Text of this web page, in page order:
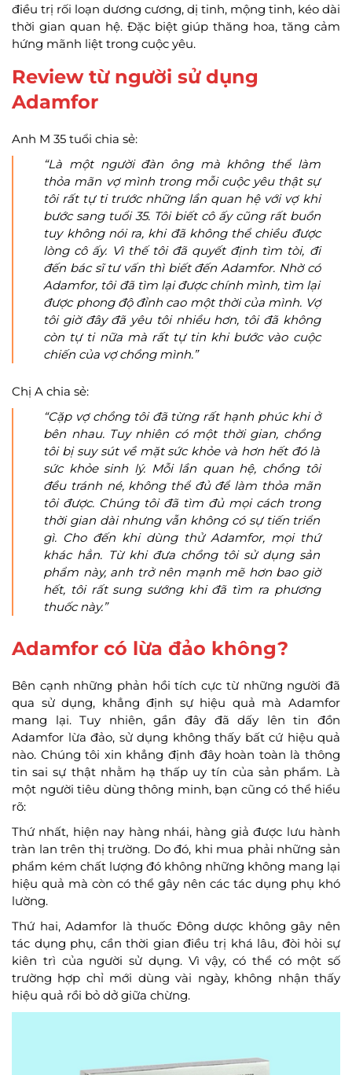
điều trị rối loạn dương cương, dị tinh, mộng tinh, kéo dài
thời gian quan hệ. Đặc biệt giúp thăng hoa, tăng cảm
hứng mãnh liệt trong cuộc yêu.
Review từ người sử dụng
Adamfor
Anh M 35 tuổi chia sẻ:
“Là một người đàn ông mà không thể làm
thỏa mãn vợ mình trong mỗi cuộc yêu thật sự
tôi rất tự ti trước những lần quan hệ với vợ khi
bước sang tuổi 35. Tôi biết cô ấy cũng rất buồn
tuy không nói ra, khi đã không thể chiều được
lòng cô ấy. Vì thế tôi đã quyết định tìm tòi, đi
đến bác sĩ tư vấn thì biết đến Adamfor. Nhờ có
Adamfor, tôi đã tìm lại được chính mình, tìm lại
được phong độ đỉnh cao một thời của mình. Vợ
tôi giờ đây đã yêu tôi nhiều hơn, tôi đã không
còn tự ti nữa mà rất tự tin khi bước vào cuộc
chiến của vợ chồng mình.”
Chị A chia sẻ:
“Cặp vợ chồng tôi đã từng rất hạnh phúc khi ở
bên nhau. Tuy nhiên có một thời gian, chồng
tôi bị suy sút về mặt sức khỏe và hơn hết đó là
sức khỏe sinh lý. Mỗi lần quan hệ, chồng tôi
đều tránh né, không thể đủ để làm thỏa mãn
tôi được. Chúng tôi đã tìm đủ mọi cách trong
thời gian dài nhưng vẫn không có sự tiến triển
gì. Cho đến khi dùng thử Adamfor, mọi thứ
khác hẳn. Từ khi đưa chồng tôi sử dụng sản
phẩm này, anh trở nên mạnh mẽ hơn bao giờ
hết, tôi rất sung sướng khi đã tìm ra phương
thuốc này.”
Adamfor có lừa đảo không?
Bên cạnh những phản hồi tích cực từ những người đã
qua sử dụng, khẳng định sự hiệu quả mà Adamfor
mang lại. Tuy nhiên, gần đây đã dấy lên tin đồn
Adamfor lừa đảo, sử dụng không thấy bất cứ hiệu quả
nào. Chúng tôi xin khẳng định đây hoàn toàn là thông
tin sai sự thật nhằm hạ thấp uy tín của sản phẩm. Là
một người tiêu dùng thông minh, bạn cũng có thể hiểu
rõ:
Thứ nhất, hiện nay hàng nhái, hàng giả được lưu hành
tràn lan trên thị trường. Do đó, khi mua phải những sản
phẩm kém chất lượng đó không những không mang lại
hiệu quả mà còn có thể gây nên các tác dụng phụ khó
lường.
Thứ hai, Adamfor là thuốc Đông dược không gây nên
tác dụng phụ, cần thời gian điều trị khá lâu, đòi hỏi sự
kiên trì của người sử dụng. Vì vậy, có thể có một số
trường hợp chỉ mới dùng vài ngày, không nhận thấy
hiệu quả rồi bỏ dở giữa chừng.